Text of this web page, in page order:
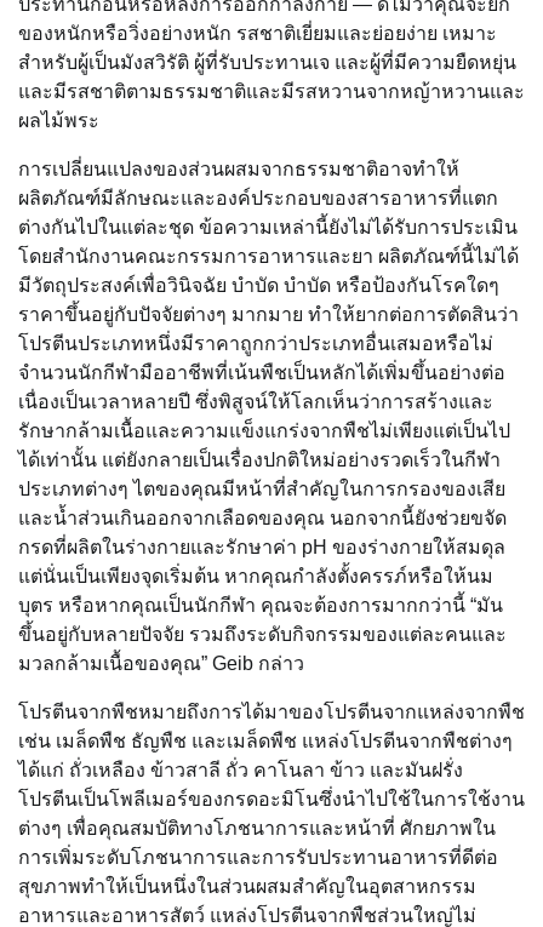
ประทานก่อนหรือหลังการออกกำลังกาย — ดีไม่ว่าคุณจะยก
ของหนักหรือวิ่งอย่างหนัก รสชาติเยี่ยมและย่อยง่าย เหมาะ
สำหรับผู้เป็นมังสวิรัติ ผู้ที่รับประทานเจ และผู้ที่มีความยืดหยุ่น
และมีรสชาติตามธรรมชาติและมีรสหวานจากหญ้าหวานและ
ผลไม้พระ
การเปลี่ยนแปลงของส่วนผสมจากธรรมชาติอาจทำให้
ผลิตภัณฑ์มีลักษณะและองค์ประกอบของสารอาหารที่แตก
ต่างกันไปในแต่ละชุด ข้อความเหล่านี้ยังไม่ได้รับการประเมิน
โดยสำนักงานคณะกรรมการอาหารและยา ผลิตภัณฑ์นี้ไม่ได้
มีวัตถุประสงค์เพื่อวินิจฉัย บำบัด บำบัด หรือป้องกันโรคใดๆ
ราคาขึ้นอยู่กับปัจจัยต่างๆ มากมาย ทำให้ยากต่อการตัดสินว่า
โปรตีนประเภทหนึ่งมีราคาถูกกว่าประเภทอื่นเสมอหรือไม่
จำนวนนักกีฬามืออาชีพที่เน้นพืชเป็นหลักได้เพิ่มขึ้นอย่างต่อ
เนื่องเป็นเวลาหลายปี ซึ่งพิสูจน์ให้โลกเห็นว่าการสร้างและ
รักษากล้ามเนื้อและความแข็งแกร่งจากพืชไม่เพียงแต่เป็นไป
ได้เท่านั้น แต่ยังกลายเป็นเรื่องปกติใหม่อย่างรวดเร็วในกีฬา
ประเภทต่างๆ ไตของคุณมีหน้าที่สำคัญในการกรองของเสีย
และน้ำส่วนเกินออกจากเลือดของคุณ นอกจากนี้ยังช่วยขจัด
กรดที่ผลิตในร่างกายและรักษาค่า pH ของร่างกายให้สมดุล
แต่นั่นเป็นเพียงจุดเริ่มต้น หากคุณกำลังตั้งครรภ์หรือให้นม
บุตร หรือหากคุณเป็นนักกีฬา คุณจะต้องการมากกว่านี้ “มัน
ขึ้นอยู่กับหลายปัจจัย รวมถึงระดับกิจกรรมของแต่ละคนและ
มวลกล้ามเนื้อของคุณ” Geib กล่าว
โปรตีนจากพืชหมายถึงการได้มาของโปรตีนจากแหล่งจากพืช
เช่น เมล็ดพืช ธัญพืช และเมล็ดพืช แหล่งโปรตีนจากพืชต่างๆ
ได้แก่ ถั่วเหลือง ข้าวสาลี ถั่ว คาโนลา ข้าว และมันฝรั่ง
โปรตีนเป็นโพลีเมอร์ของกรดอะมิโนซึ่งนำไปใช้ในการใช้งาน
ต่างๆ เพื่อคุณสมบัติทางโภชนาการและหน้าที่ ศักยภาพใน
การเพิ่มระดับโภชนาการและการรับประทานอาหารที่ดีต่อ
สุขภาพทำให้เป็นหนึ่งในส่วนผสมสำคัญในอุตสาหกรรม
อาหารและอาหารสัตว์ แหล่งโปรตีนจากพืชส่วนใหญ่ไม่